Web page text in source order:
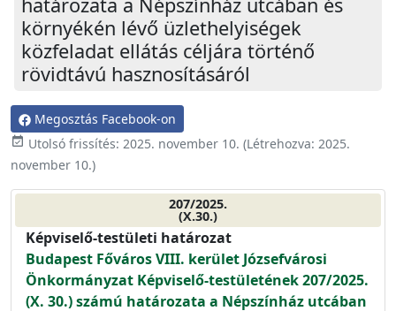
környékén lévő üzlethelyiségek
közfeladat ellátás céljára történő
rövidtávú hasznosításáról
Megosztás Facebook-on
event_available Utolsó frissítés: 2025. november 10. (Létrehozva: 2025.
november 10.)
207/2025.
(X.30.)
Képviselő-testületi határozat
Budapest Főváros VIII. kerület Józsefvárosi
Önkormányzat Képviselő-testületének 207/2025.
(X. 30.) számú határozata a Népszínház utcában